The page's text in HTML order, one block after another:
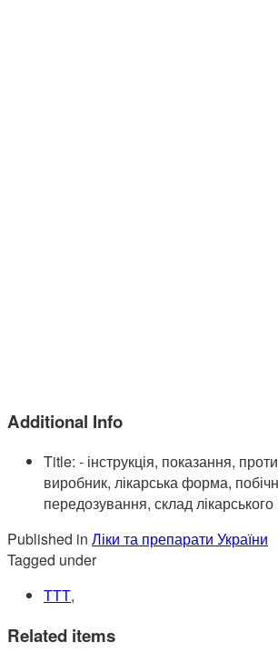
Additional Info
Title: - інструкція, показання,
виробник, лікарська форма,
передозування, склад
Published in Ліки та препарати України
Tagged under
ТТТ,
Related items